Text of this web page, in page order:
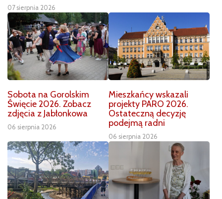
07 sierpnia 2026
Sobota na Gorolskim
Święcie 2026. Zobacz
zdjęcia z Jabłonkowa
06 sierpnia 2026
Mieszkańcy wskazali
projekty PARO 2026.
Ostateczną decyzję
podejmą radni
06 sierpnia 2026